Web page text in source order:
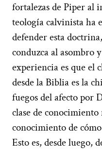
fortalezas de Piper al
teología calvinista ha
defender esta
conduzca al asombro
experiencia es que el
desde la Biblia es la
fuegos del afecto por
clase de conocimiento
conocimiento de
Esto es, desde luego,